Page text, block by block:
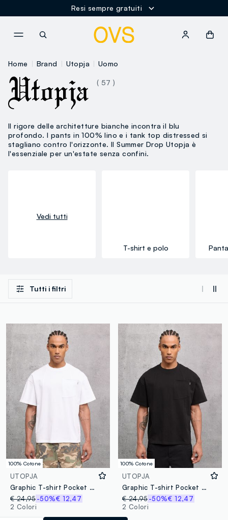
Resi sempre gratuiti
Home Brand Utopja Uomo
( 57 )
Il rigore delle architetture bianche incontra il blu
profondo. I pants in 100% lino e i tank top distressed si
stagliano contro l'orizzonte. Il Summer Drop Utopja è
l'essenziale per un'estate senza confini.
Vedi tutti
T-shirt e polo
Tutti i filtri
100% Cotone
UTOPJA
Graphic T-shirt Pocket White
€ 24,95-50%€ 12,47
2 Colori
100% Cotone
UTOPJA
Graphic T-shirt Pocket Black
€ 24,95 -50%€ 12,47
2 Colori